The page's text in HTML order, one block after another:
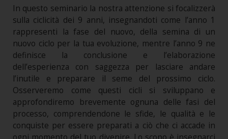
In questo seminario la nostra attenzione si focalizzerà
sulla ciclicità dei 9 anni, insegnandoti come l’anno 1
rappresenti la fase del nuovo, della semina di un
nuovo ciclo per la tua evoluzione, mentre l’anno 9 ne
definisce la conclusione e l’elaborazione
dell’esperienza con saggezza per lasciare andare
l’inutile e preparare il seme del prossimo ciclo.
Osserveremo come questi cicli si sviluppano e
approfondiremo brevemente ognuna delle fasi del
processo, comprendendone le sfide, le qualità e le
conquiste per essere preparati a ciò che ci accade in